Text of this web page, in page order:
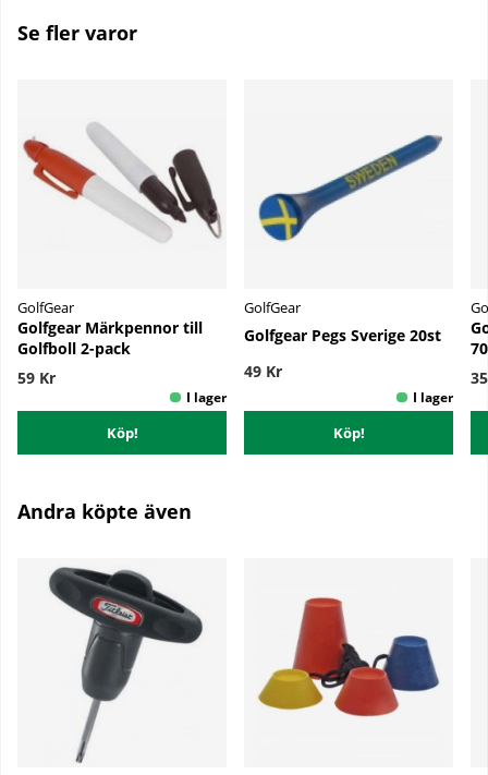
Se fler varor
GolfGear
Golfgear Märkpennor till
Golfboll 2-pack
59 Kr
Köp!
GolfGear
Golfgear Pegs Sverige 20st
49 Kr
Köp!
Andra köpte även